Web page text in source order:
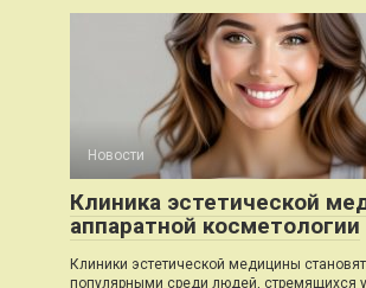
Новости
Клиника эстетической
аппаратной косметологии
Клиники эстетической медицины
популярными среди людей, стремящихся